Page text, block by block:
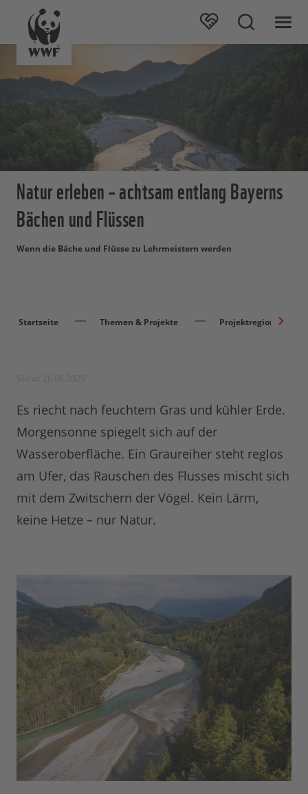
Natur erleben – achtsam entlang Bayerns
Bächen und Flüssen
Wenn die Bäche und Flüsse zu Lehrmeistern werden
Startseite Themen & Projekte Projektregionen
Es riecht nach feuchtem Gras und kühler Erde.
Morgensonne spiegelt sich auf der
Wasseroberfläche. Ein Graureiher steht reglos
am Ufer, das Rauschen des Flusses mischt sich
mit dem Zwitschern der Vögel. Kein Lärm,
keine Hetze – nur Natur.